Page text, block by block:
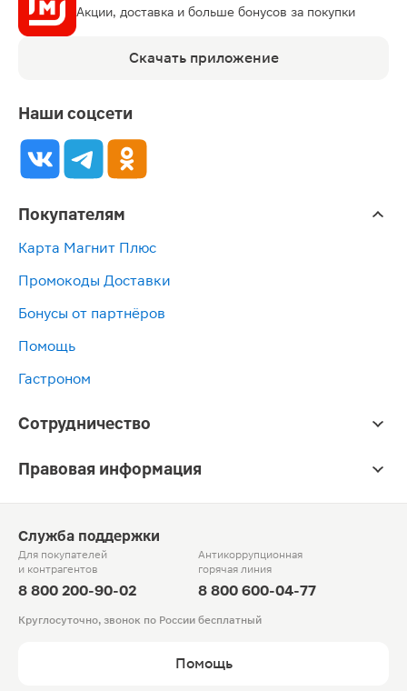
Акции, доставка и больше бонусов за покупки
Скачать приложение
Наши соцсети
Покупателям
Карта Магнит Плюс
Промокоды Доставки
Бонусы от партнёров
Помощь
Гастроном
Сотрудничество
Правовая информация
Служба поддержки
Для покупателей
и контрагентов
8 800 200-90-02
Антикоррупционная
горячая линия
8 800 600-04-77
Круглосуточно, звонок по России бесплатный
Помощь